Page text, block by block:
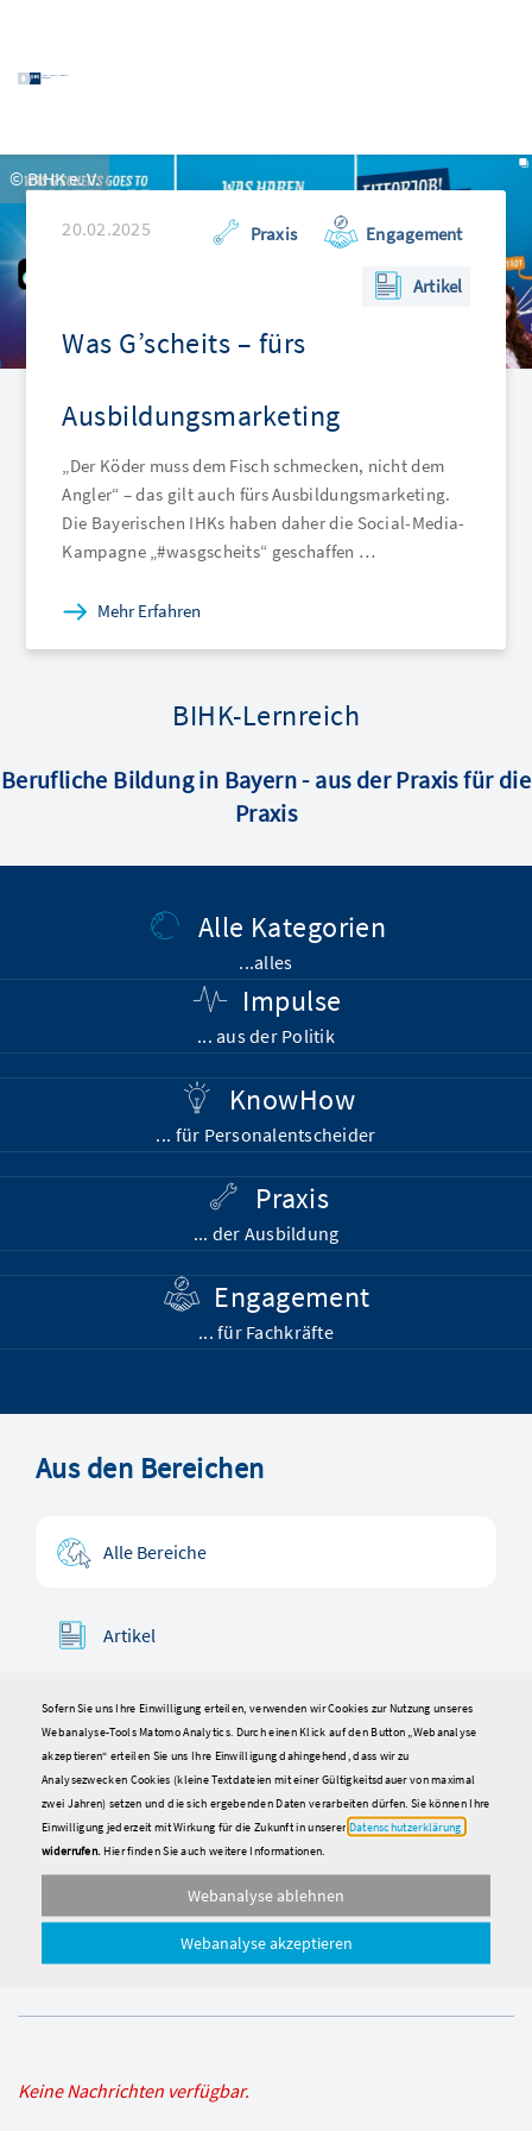
© BIHK e. V.
20.02.2025 Praxis Engagement
Artikel
Was G’scheits – fürs
Ausbildungsmarketing
„Der Köder muss dem Fisch schmecken, nicht dem
Angler“ – das gilt auch fürs Ausbildungsmarketing.
Die Bayerischen IHKs haben daher die Social-Media-
Kampagne „#wasgscheits“ geschaffen …
Mehr Erfahren
BIHK-Lernreich
Berufliche Bildung in Bayern - aus der Praxis für die
Praxis
Alle Kategorien
...alles
Impulse
... aus der Politik
KnowHow
... für Personalentscheider
Praxis
... der Ausbildung
Engagement
... für Fachkräfte
Keine Nachrichten verfügbar.
Aus den Bereichen
Alle Bereiche
Artikel
Interviews
Praxisbeispiele
Lexikon
Sofern Sie uns Ihre Einwilligung erteilen, verwenden wir Cookies zur Nutzung unseres
Webanalyse-Tools Matomo Analytics. Durch einen Klick auf den Button „Webanalyse
akzeptieren“ erteilen Sie uns Ihre Einwilligung dahingehend, dass wir zu
Analysezwecken Cookies (kleine Textdateien mit einer Gültigkeitsdauer von maximal
zwei Jahren) setzen und die sich ergebenden Daten verarbeiten dürfen. Sie können Ihre
Einwilligung jederzeit mit Wirkung für die Zukunft in unserer Datenschutzerklärung
widerrufen.Hier finden Sie auch weitere Informationen.
Webanalyse ablehnen
Webanalyse akzeptieren